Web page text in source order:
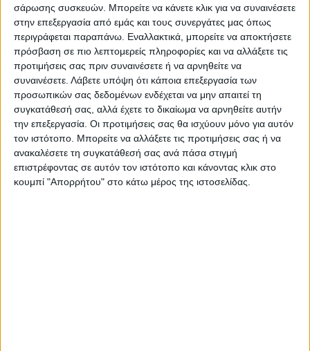
σάρωσης συσκευών. Μπορείτε να κάνετε κλικ για να συναινέσετε
στην επεξεργασία από εμάς και τους συνεργάτες μας όπως
περιγράφεται παραπάνω. Εναλλακτικά, μπορείτε να αποκτήσετε
πρόσβαση σε πιο λεπτομερείς πληροφορίες και να αλλάξετε τις
προτιμήσεις σας πριν συναινέσετε ή να αρνηθείτε να
συναινέσετε. Λάβετε υπόψη ότι κάποια επεξεργασία των
προσωπικών σας δεδομένων ενδέχεται να μην απαιτεί τη
συγκατάθεσή σας, αλλά έχετε το δικαίωμα να αρνηθείτε αυτήν
την επεξεργασία. Οι προτιμήσεις σας θα ισχύουν μόνο για αυτόν
τον ιστότοπο. Μπορείτε να αλλάξετε τις προτιμήσεις σας ή να
ανακαλέσετε τη συγκατάθεσή σας ανά πάσα στιγμή
επιστρέφοντας σε αυτόν τον ιστότοπο και κάνοντας κλικ στο
κουμπί "Απορρήτου" στο κάτω μέρος της ιστοσελίδας.
ανθρώπινο κεφάλαιο. Οι εξειδικευμένες
γνώσεις, η εμπειρία, οι γνωριμίες, η επαφή
με την καινοτομία και η διεθνής εμπειρία
που έχουν οι καθηγητές, δυνητικά μπορεί να
αποτελέσουν ισχυρά εργαλεία για την
Ανάπτυξη της Λίμνης Πλαστήρα.
Αναλυτικότερα στην έντυπη έκδοση του «Νέου
Αγώνα»